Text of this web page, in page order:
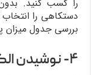
را کسب کنید.
دستکاهی را انتخاب
بررسی جدول میزان
۴- نوشیدن الکل در کازینو